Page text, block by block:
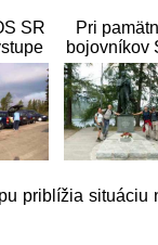
SR
Pri
bojovníkov
priblížia situáciu